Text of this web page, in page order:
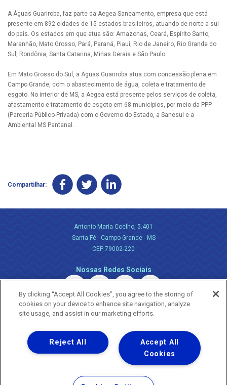
A Águas Guariroba, faz parte da Aegea Saneamento, empresa que está
presente em 892 cidades de 15 estados brasileiros, atuando de norte a sul
do país. Os estados em que atua são: Amazonas, Ceará, Espírito Santo,
Maranhão, Mato Grosso, Pará, Paraná, Piauí, Rio de Janeiro, Rio Grande do
Sul, Rondônia, Santa Catarina, Minas Gerais e São Paulo.
Em Mato Grosso do Sul, a Águas Guariroba atua com concessão plena em
Campo Grande, com o abastecimento de água, coleta e tratamento de
esgoto. No interior de MS, a Aegea está presente pelos serviços de coleta,
afastamento e tratamento de esgoto em 68 municípios, por meio da PPP
(Parceria Público-Privada) com o Governo do Estado, a Sanesul e a
Ambiental MS Pantanal.
Compartilhar:
Antonio Maria Coelho, 5.401
Santa Fé - Campo Grande - MS
CEP 79002-220
Nossas Redes Sociais
Uma empresa
Copyright ® 2026 - Todos os Direitos Reservados.
Nossa natureza movimenta a vida
By clicking “Accept All Cookies”, you agree to the storing of
cookies on your device to enhance site navigation, analyze
site usage, and assist in our marketing efforts.
Accept All
Cookies
Reject All